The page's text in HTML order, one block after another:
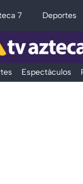
7 Deportes
Espectáculos